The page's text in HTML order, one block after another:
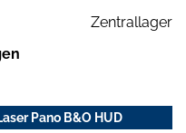
Zentrallager
Pano B&O HUD